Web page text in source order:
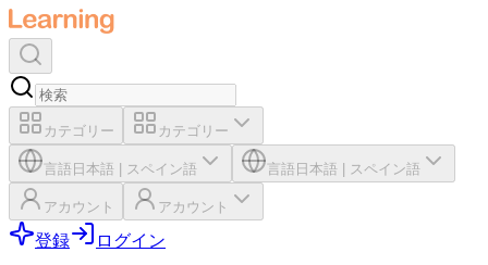
カテゴリー カテゴリー
言語 日本語 スペイン語 言語 日本語 スペイン語
アカウント アカウント
登録 ログイン